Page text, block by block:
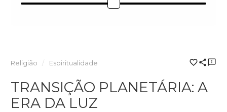
Religião Espiritualidade
TRANSIÇÃO PLANETÁRIA: A
ERA DA LUZ